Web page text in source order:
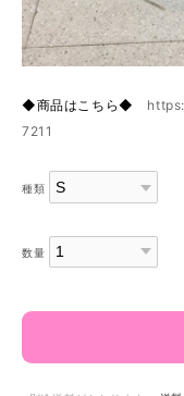
◆商品はこちら◆
7211
種類
数量